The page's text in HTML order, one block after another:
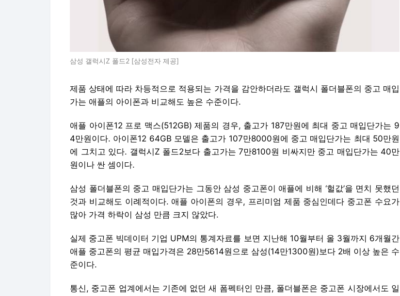
삼성 갤럭시Z 폴드2 [삼성전자 제공]
제품 상태에 따라 차등적으로 적용되는 가격을 감안하더라도 갤럭시 폴더블폰의 중고 매입
가는 애플의 아이폰과 비교해도 높은 수준이다.
애플 아이폰12 프로 맥스(512GB) 제품의 경우, 출고가 187만원에 최대 중고 매입단가는 9
4만원이다. 아이폰12 64GB 모델은 출고가 107만8000원에 중고 매입단가는 최대 50만원
에 그치고 있다. 갤럭시Z 폴드2보다 출고가는 7만8100원 비싸지만 중고 매입단가는 40만
원이나 싼 셈이다.
삼성 폴더블폰의 중고 매입단가는 그동안 삼성 중고폰이 애플에 비해 ‘헐값’을 면치 못했던
것과 비교해도 이례적이다. 애플 아이폰의 경우, 프리미엄 제품 중심인데다 중고폰 수요가
많아 가격 하락이 삼성 만큼 크지 않았다.
실제 중고폰 빅데이터 기업 UPM의 통계자료를 보면 지난해 10월부터 올 3월까지 6개월간
애플 중고폰의 평균 매입가격은 28만5614원으로 삼성(14만1300원)보다 2배 이상 높은 수
준이다.
통신, 중고폰 업계에서는 기존에 없던 새 폼펙터인 만큼, 폴더블폰은 중고폰 시장에서도 일